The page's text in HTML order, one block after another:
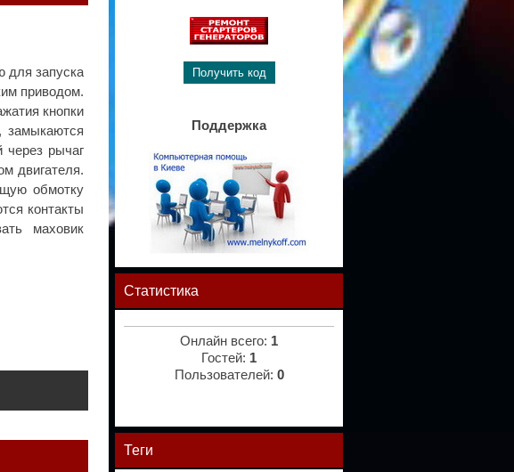
для запуска
приводом.
кнопки
замыкаются
через рычаг
двигателя.
обмотку
контакты
маховик
Поддержка
Статистика
Онлайн всего: 1
Гостей: 1
Пользователей: 0
Теги